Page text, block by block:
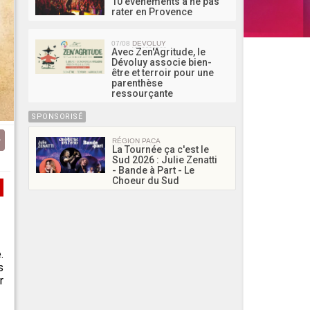
rater en Provence
07/08 DEVOLUY
Avec Zen'Agritude, le
Dévoluy associe bien-
être et terroir pour une
parenthèse
ressourçante
SPONSORISÉ
RÉGION PACA
La Tournée ça c'est le
Sud 2026 : Julie Zenatti
- Bande à Part - Le
Choeur du Sud